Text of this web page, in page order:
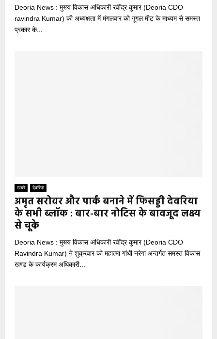
Deoria News : मुख्य विकास अधिकारी रवींद्र कुमार (Deoria CDO
ravindra Kumar) की अध्यक्षता में मंगलवार को गूगल मीट के माध्यम से समस्त
प्रकार के...
खबरें देवरिया
अमृत सरोवर और पार्क बनाने में फिसड्डी देवरिया
के सभी ब्लॉक : बार-बार नोटिस के बावजूद लक्ष्य
से चूके
Deoria News : मुख्य विकास अधिकारी रवींद्र कुमार (Deoria CDO
Ravindra Kumar) ने शुक्रवार को महात्मा गांधी नरेगा अन्तर्गत समस्त विकास
खण्ड के कार्यक्रम अधिकारी...